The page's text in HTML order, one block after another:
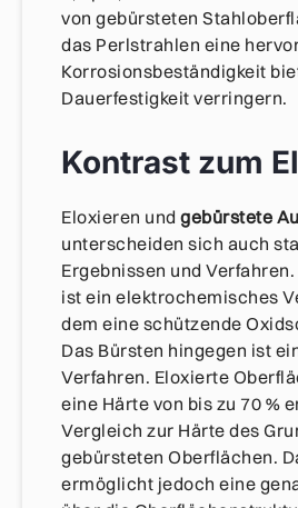
von gebürsteten
das Perlstrahlen eine
Korrosionsbeständigkeit
Dauerfestigkeit verringern.
Kontrast zum
Eloxieren und gebürstete
unterscheiden sich auch
Ergebnissen und
ist ein elektrochemisches
dem eine schützende
Das Bürsten hingegen ist
Verfahren. Eloxierte
eine Härte von bis zu 70 %
Vergleich zur Härte des
gebürsteten Oberflächen.
ermöglicht jedoch eine